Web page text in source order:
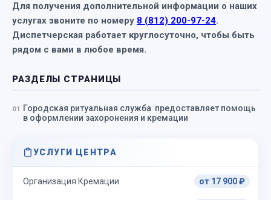
Для получения дополнительной информации о наших
услугах звоните по номеру 8 (812) 200-97-24.
Диспетчерская работает круглосуточно, чтобы быть
рядом с вами в любое время.
РАЗДЕЛЫ СТРАНИЦЫ
Городская ритуальная служба предоставляет помощь
в оформлении захоронения и кремации
УСЛУГИ ЦЕНТРА
Организация Кремации от 17 900 ₽